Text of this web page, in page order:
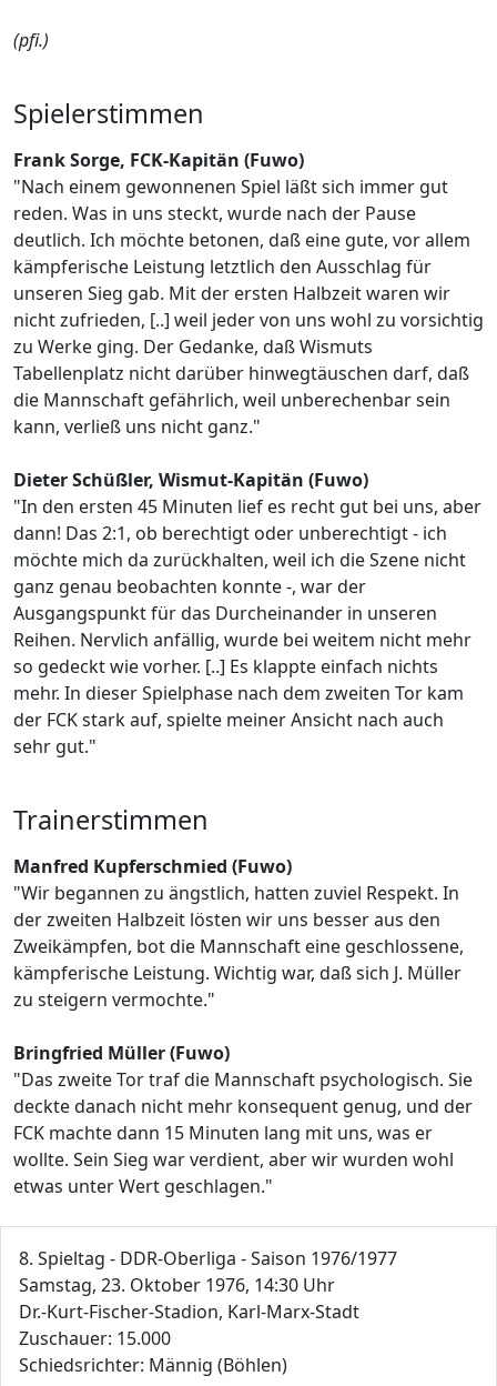
(pfi.)
Spielerstimmen
Frank Sorge, FCK-Kapitän (Fuwo)
"Nach einem gewonnenen Spiel läßt sich immer gut
reden. Was in uns steckt, wurde nach der Pause
deutlich. Ich möchte betonen, daß eine gute, vor allem
kämpferische Leistung letztlich den Ausschlag für
unseren Sieg gab. Mit der ersten Halbzeit waren wir
nicht zufrieden, [..] weil jeder von uns wohl zu vorsichtig
zu Werke ging. Der Gedanke, daß Wismuts
Tabellenplatz nicht darüber hinwegtäuschen darf, daß
die Mannschaft gefährlich, weil unberechenbar sein
kann, verließ uns nicht ganz."
Dieter Schüßler, Wismut-Kapitän (Fuwo)
"In den ersten 45 Minuten lief es recht gut bei uns, aber
dann! Das 2:1, ob berechtigt oder unberechtigt - ich
möchte mich da zurückhalten, weil ich die Szene nicht
ganz genau beobachten konnte -, war der
Ausgangspunkt für das Durcheinander in unseren
Reihen. Nervlich anfällig, wurde bei weitem nicht mehr
so gedeckt wie vorher. [..] Es klappte einfach nichts
mehr. In dieser Spielphase nach dem zweiten Tor kam
der FCK stark auf, spielte meiner Ansicht nach auch
sehr gut."
Trainerstimmen
Manfred Kupferschmied (Fuwo)
"Wir begannen zu ängstlich, hatten zuviel Respekt. In
der zweiten Halbzeit lösten wir uns besser aus den
Zweikämpfen, bot die Mannschaft eine geschlossene,
kämpferische Leistung. Wichtig war, daß sich J. Müller
zu steigern vermochte."
Bringfried Müller (Fuwo)
"Das zweite Tor traf die Mannschaft psychologisch. Sie
deckte danach nicht mehr konsequent genug, und der
FCK machte dann 15 Minuten lang mit uns, was er
wollte. Sein Sieg war verdient, aber wir wurden wohl
etwas unter Wert geschlagen."
8. Spieltag - DDR-Oberliga - Saison 1976/1977
Samstag, 23. Oktober 1976, 14:30 Uhr
Dr.-Kurt-Fischer-Stadion, Karl-Marx-Stadt
Zuschauer: 15.000
Schiedsrichter: Männig (Böhlen)